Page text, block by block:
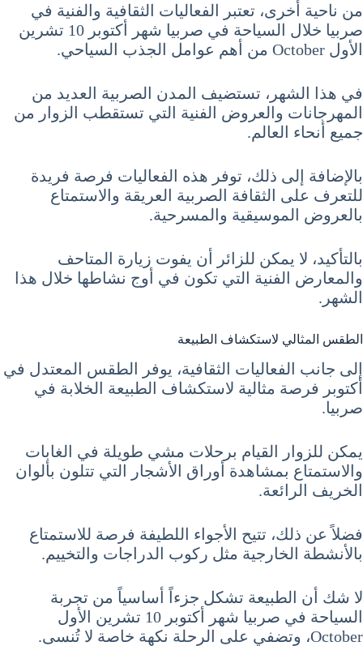
من ناحية أخرى، تعتبر الفعاليات الثقافية والفنية في
صربيا خلال السياحة في صربيا شهر أكتوبر 10 تشرين
الأول October من أهم عوامل الجذب السياحي.
في هذا الشهر، تستضيف المدن الصربية العديد من
المهرجانات والعروض الفنية التي تستقطب الزوار من
جميع أنحاء العالم.
بالإضافة إلى ذلك، توفر هذه الفعاليات فرصة فريدة
للتعرف على الثقافة الصربية العريقة والاستمتاع
بالعروض الموسيقية والمسرحية.
بالتأكيد، لا يمكن للزائر أن يفوت زيارة المتاحف
والمعارض الفنية التي تكون في أوج نشاطها خلال هذا
الشهر.
الطقس المثالي لاستكشاف الطبيعة
إلى جانب الفعاليات الثقافية، يوفر الطقس المعتدل في
أكتوبر فرصة مثالية لاستكشاف الطبيعة الخلابة في
صربيا.
يمكن للزوار القيام برحلات مشي طويلة في الغابات
والاستمتاع بمشاهدة أوراق الأشجار التي تتلون بألوان
الخريف الرائعة.
فضلاً عن ذلك، تتيح الأجواء اللطيفة فرصة للاستمتاع
بالأنشطة الخارجية مثل ركوب الدراجات والتخييم.
لا شك أن الطبيعة تشكل جزءاً أساسياً من تجربة
السياحة في صربيا شهر أكتوبر 10 تشرين الأول
October، وتضفي على الرحلة نكهة خاصة لا تُنسى.